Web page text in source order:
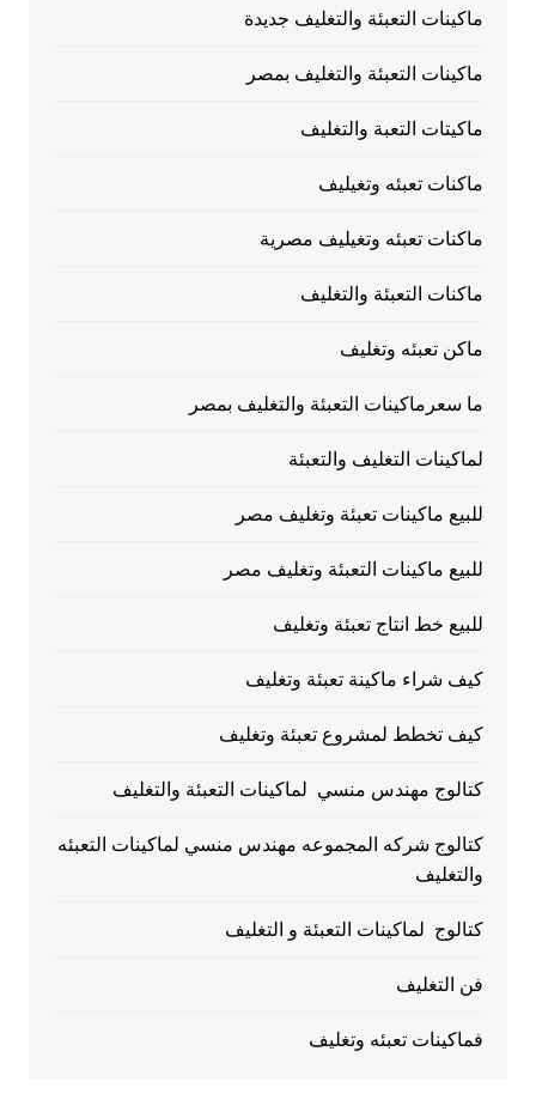
ماكينات التعبئة والتغليف جديدة
ماكينات التعبئة والتغليف بمصر
ماكيتات التعبة والتغليف
ماكنات تعبئه وتغيليف
ماكنات تعبئه وتغيليف مصرية
ماكنات التعبئة والتغليف
ماكن تعبئه وتغليف
ما سعرماكينات التعبئة والتغليف بمصر
لماكينات التغليف والتعبئة
للبيع ماكينات تعبئة وتغليف مصر
للبيع ماكينات التعبئة وتغليف مصر
للبيع خط انتاج تعبئة وتغليف
كيف شراء ماكينة تعبئة وتغليف
كيف تخطط لمشروع تعبئة وتغليف
كتالوج مهندس منسي لماكينات التعبئة والتغليف
كتالوج شركه المجموعه مهندس منسي لماكينات التعبئه
والتغليف
كتالوج لماكينات التعبئة و التغليف
فن التغليف
فماكينات تعبئه وتغليف